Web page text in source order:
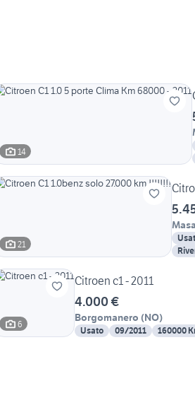
14
21
6
Citroen c1 - 2011
4.000 €
Borgomanero (NO)
Usato 09/2011 160000